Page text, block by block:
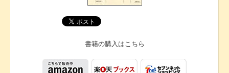
書籍の購入はこちら